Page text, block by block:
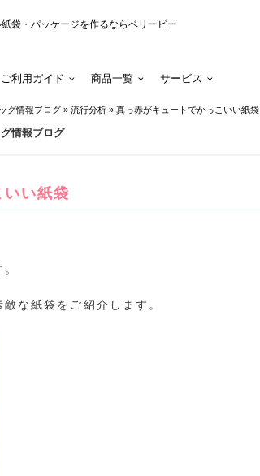
袋・パッケージを作るならベリービー
ご利用ガイド 商品一覧 サービス
グ情報ブログ » 流行分析 » 真っ赤がキュートでかっこいい紙袋
情報ブログ
い紙袋
な紙袋をご紹介します。